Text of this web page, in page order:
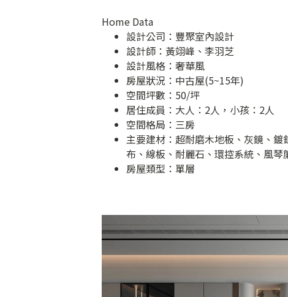
Home Data
設計公司： 豐聚室內設計
設計師：黃翊峰、李羽芝
設計風格：奢華風
房屋狀況：中古屋(5~15年)
空間坪數：50/坪
居住成員：大人：2人，小孩：2人
空間格局：三房
主要建材：超耐磨木地板、灰鏡、
布、線板、耐麗石、環控系統、風
房屋類型：單層